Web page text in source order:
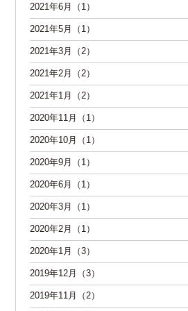
2021年6月（1）
2021年5月（1）
2021年3月（2）
2021年2月（2）
2021年1月（2）
2020年11月（1）
2020年10月（1）
2020年9月（1）
2020年6月（1）
2020年3月（1）
2020年2月（1）
2020年1月（3）
2019年12月（3）
2019年11月（2）